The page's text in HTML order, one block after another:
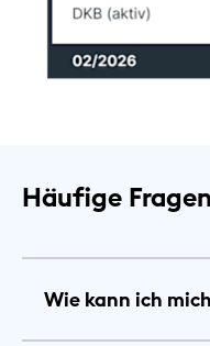
Häufige
Wie kann ich